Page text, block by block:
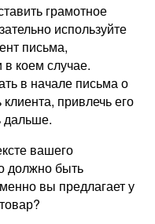
грамотное
используйте
письма,
в коем случае.
в начале письма о
привлечь его
дальше.
вашего
должно быть
вы предлагает у